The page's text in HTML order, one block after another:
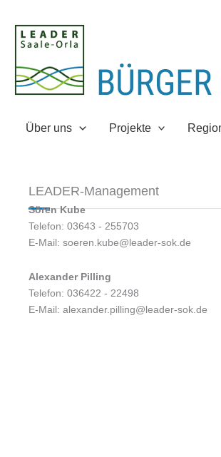
Inhalt
springen
Über uns Projekte
LEADER-Management
Sören Kube
Telefon: 03643 - 255703
E-Mail: soeren.kube@leader-sok.de
Alexander Pilling
Telefon: 036422 - 22498
E-Mail: alexander.pilling@leader-sok.de